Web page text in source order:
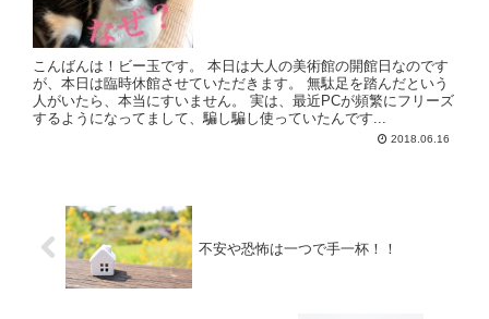
こんばんは！ビー玉です。 本日は大人の美術館の開館日なのです
が、本日は臨時休館させていただきます。 無駄足を踏んだという
人がいたら、本当にすいません。 実は、最近PCが頻繁にフリーズ
するようになってまして、騙し騙し使っていたんです...
2018.06.16
不安や恐怖は一つで手一杯！！